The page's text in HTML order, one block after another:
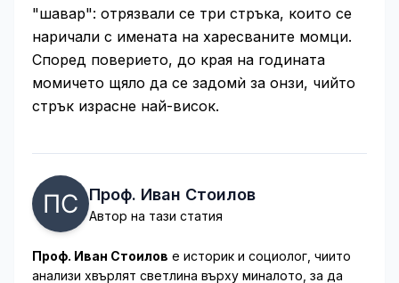
"шавар": отрязвали се три стръка, които се
наричали с имената на харесваните момци.
Според поверието, до края на годината
момичето щяло да се задомѝ за онзи, чийто
стрък израсне най-висок.
Проф. Иван Стоилов
Автор на тази статия
Проф. Иван Стоилов е историк и социолог, чиито
анализи хвърлят светлина върху миналото, за да